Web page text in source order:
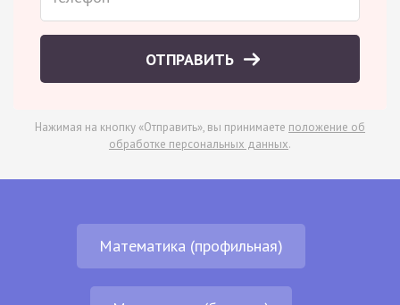
ОТПРАВИТЬ
Нажимая на кнопку «Отправить», вы принимаете положение об
обработке персональных данных.
Математика (профильная)